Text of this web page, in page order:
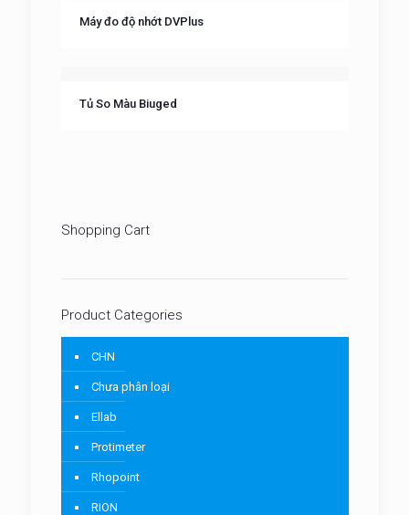
Máy đo độ nhớt DVPlus
Tủ So Màu Biuged
Shopping Cart
Product Categories
CHN
Chưa phân loại
Ellab
Protimeter
Rhopoint
RION